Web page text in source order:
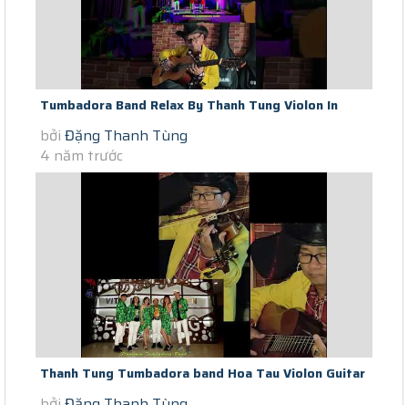
Tumbadora Band Relax By Thanh Tung Violon In
Saigon Covid Time If We Hold...
bởi Đặng Thanh Tùng
4 năm trước
Thanh Tung Tumbadora band Hoa Tau Violon Guitar